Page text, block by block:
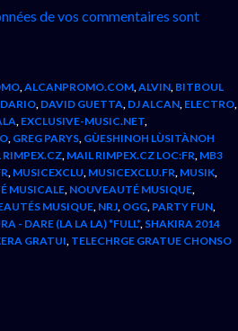
de vos commentaires sont
,ALCANPROMO.COM,ALVIN, BITBOUL
DARIO, DAVID GUETTA, DJ ALCAN, ELECTRO,
, EXCLUSIVE-MUSIC.NET,
, GREG PARYS, GÙESHINOH LÙSITÀNOH
RIMPEX.CZ, MAIL RIMPEX.CZ LOC:FR, MB3
, MUSICEXCLU, MUSICEXCLU.FR, MUSIK,
MUSICALE, NOUVEAUTÉ MUSIQUE,
MUSIQUE, NRJ, OGG, PARTY FUN,
- DARE (LA LA LA) *FULL*, SHAKIRA 2014
GRATUI, TELECHRGE GRATUE CHONSO